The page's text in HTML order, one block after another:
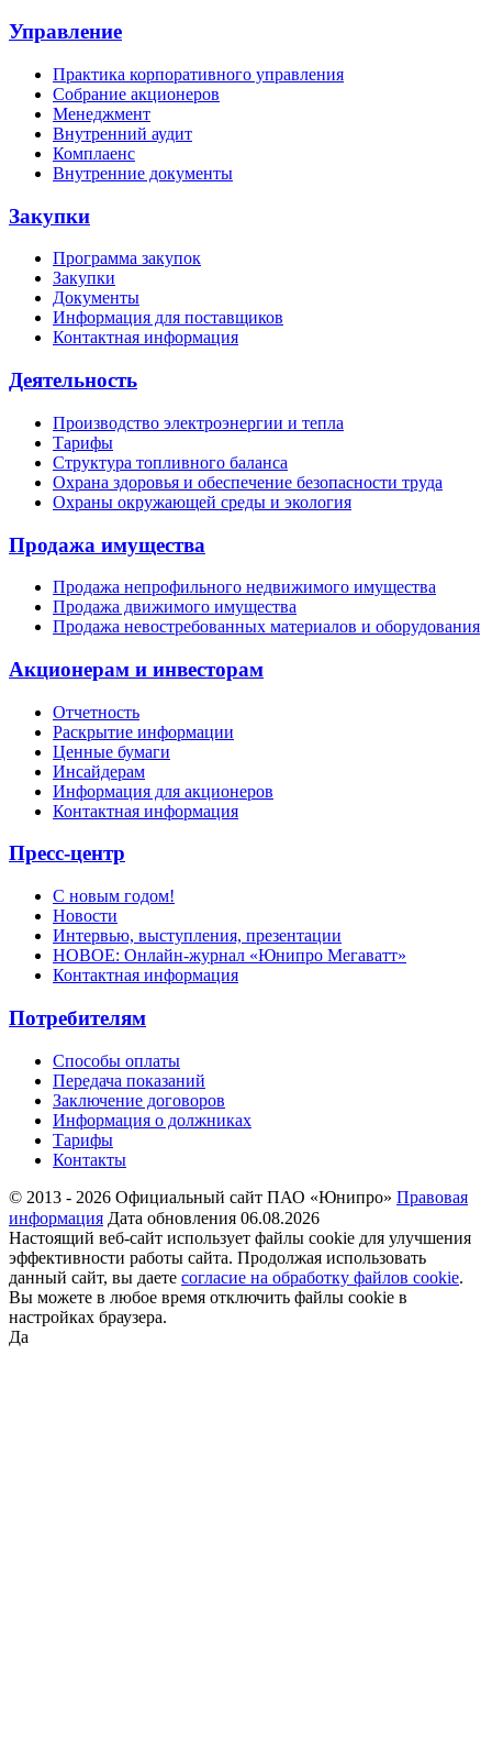
Управление
Практика корпоративного управления
Собрание акционеров
Менеджмент
Внутренний аудит
Комплаенс
Внутренние документы
Закупки
Программа закупок
Закупки
Документы
Информация для поставщиков
Контактная информация
Деятельность
Производство электроэнергии и тепла
Тарифы
Структура топливного баланса
Охрана здоровья и обеспечение безопасности труда
Охраны окружающей среды и экология
Продажа имущества
Продажа непрофильного недвижимого имущества
Продажа движимого имущества
Продажа невостребованных материалов и оборудования
Акционерам и инвесторам
Отчетность
Раскрытие информации
Ценные бумаги
Инсайдерам
Информация для акционеров
Контактная информация
Пресс-центр
С новым годом!
Новости
Интервью, выступления, презентации
НОВОЕ: Онлайн-журнал «Юнипро Мегаватт»
Контактная информация
Потребителям
Способы оплаты
Передача показаний
Заключение договоров
Информация о должниках
Тарифы
Контакты
© 2013 - 2026 Официальный сайт ПАО «Юнипро» Правовая
информация Дата обновления 06.08.2026
Настоящий веб-сайт использует файлы cookie для улучшения
эффективности работы сайта. Продолжая использовать
данный сайт, вы даете согласие на обработку файлов cookie.
Вы можете в любое время отключить файлы cookie в
настройках браузера.
Да